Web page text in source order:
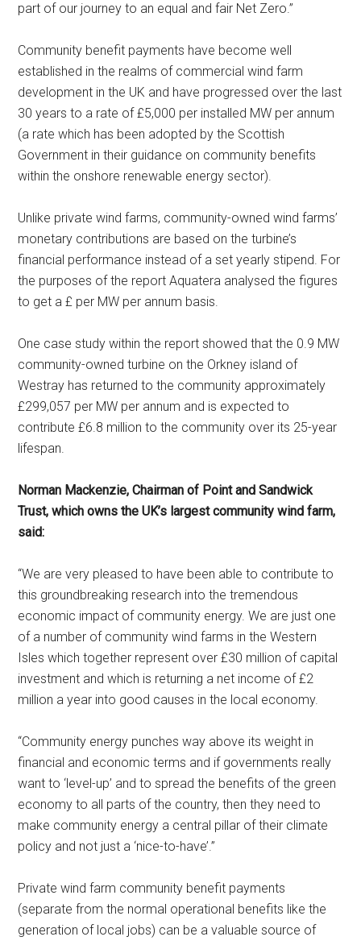
part of our journey to an equal and fair Net Zero.”
Community benefit payments have become well
established in the realms of commercial wind farm
development in the UK and have progressed over the last
30 years to a rate of £5,000 per installed MW per annum
(a rate which has been adopted by the Scottish
Government in their guidance on community benefits
within the onshore renewable energy sector).
Unlike private wind farms, community-owned wind farms’
monetary contributions are based on the turbine’s
financial performance instead of a set yearly stipend. For
the purposes of the report Aquatera analysed the figures
to get a £ per MW per annum basis.
One case study within the report showed that the 0.9 MW
community-owned turbine on the Orkney island of
Westray has returned to the community approximately
£299,057 per MW per annum and is expected to
contribute £6.8 million to the community over its 25-year
lifespan.
Norman Mackenzie, Chairman of Point and Sandwick
Trust, which owns the UK’s largest community wind farm,
said:
“We are very pleased to have been able to contribute to
this groundbreaking research into the tremendous
economic impact of community energy. We are just one
of a number of community wind farms in the Western
Isles which together represent over £30 million of capital
investment and which is returning a net income of £2
million a year into good causes in the local economy.
“Community energy punches way above its weight in
financial and economic terms and if governments really
want to ‘level-up’ and to spread the benefits of the green
economy to all parts of the country, then they need to
make community energy a central pillar of their climate
policy and not just a ‘nice-to-have’.”
Private wind farm community benefit payments
(separate from the normal operational benefits like the
generation of local jobs) can be a valuable source of